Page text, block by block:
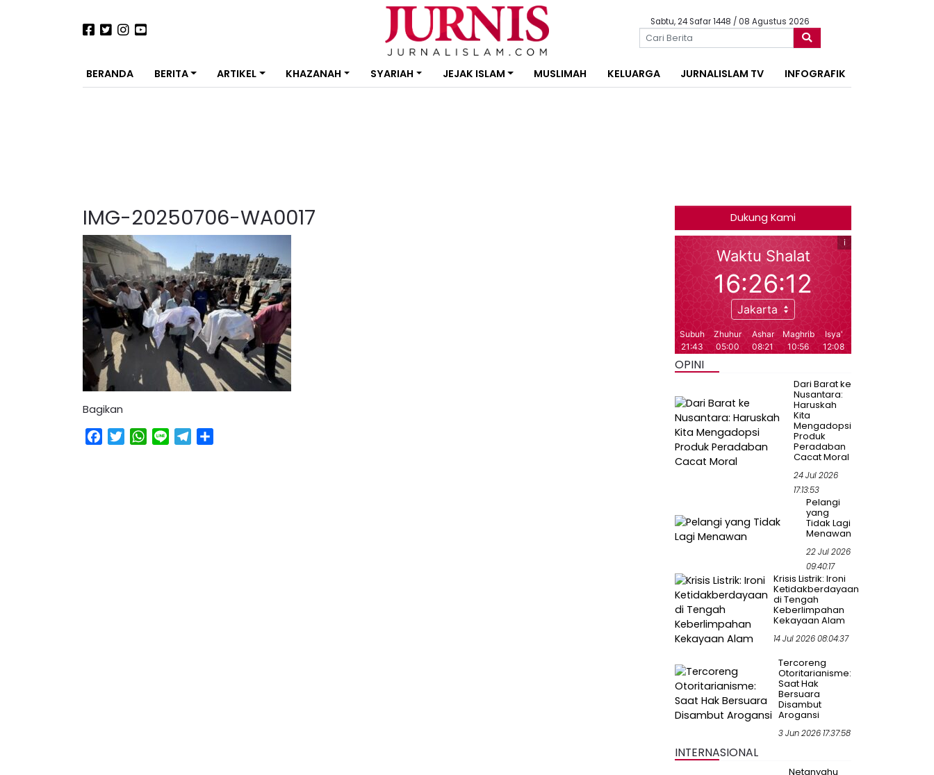
Sabtu, 24 Safar 1448 / 08 Agustus 2026
BERANDA BERITA ARTIKEL KHAZANAH SYARIAH JEJAK ISLAM MUSLIMAH KELUARGA JURNALISLAM TV INFOGRAFIK
IMG-20250706-WA0017
Bagikan
Facebook
TwitterWhatsApp
Line Telegram
Dukung Kami
OPINI
Dari Barat ke
Nusantara:
Haruskah
Kita
Mengadopsi
Produk
Peradaban
Cacat Moral
24 Jul 2026
17:13:53
Pelangi
yang
Tidak Lagi
Menawan
22 Jul 2026
09:40:17
Krisis Listrik: Ironi
Ketidakberdayaan
di Tengah
Keberlimpahan
Kekayaan Alam
14 Jul 2026 08:04:37
Tercoreng
Otoritarianisme:
Saat Hak
Bersuara
Disambut
Arogansi
3 Jun 2026 17:37:58
INTERNASIONAL
Netanyahu